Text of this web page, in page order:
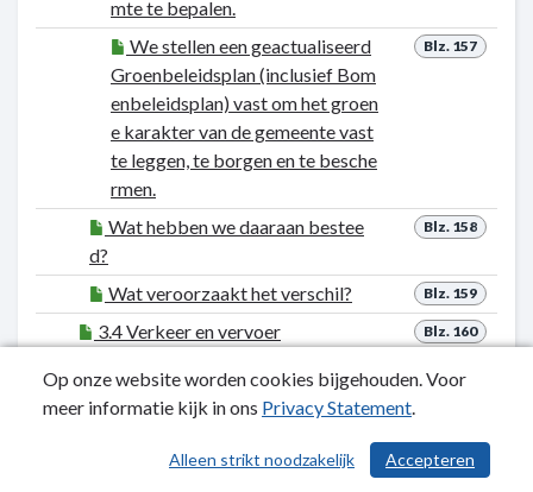
mte te bepalen.
Blz. 157
We stellen een geactualiseerd
Groenbeleidsplan (inclusief Bom
enbeleidsplan) vast om het groen
e karakter van de gemeente vast
te leggen, te borgen en te besche
rmen.
Blz. 158
Wat hebben we daaraan bestee
d?
Blz. 159
Wat veroorzaakt het verschil?
Blz. 160
3.4 Verkeer en vervoer
Blz. 161
Wat wilden we bereiken?
Woensdrecht is voor weggebru
ersveiligheid en voldoende parkee
Op onze website worden cookies bijgehouden. Voor
meer informatie kijk in ons Privacy Statement.
Accepteren
Alleen strikt noodzakelijk